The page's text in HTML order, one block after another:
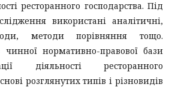
ресторанного господарства. Під
використані аналітичні,
методи порівняння тощо.
чинної нормативно-правової бази
діяльності ресторанного
розглянутих типів і різновидів